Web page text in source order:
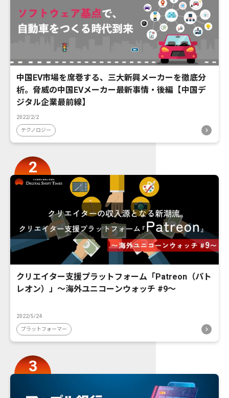
中国EV市場を席巻する、三大新興メーカーを徹底分
析。脅威の中国EVメーカー最新事情・後編【中国デ
ジタル企業最前線】
2022/2/2
テクノロジー
クリエイター支援プラットフォーム「Patreon（パト
レオン）」〜海外ユニコーンウォッチ #9〜
2022/5/24
プラットフォーマー